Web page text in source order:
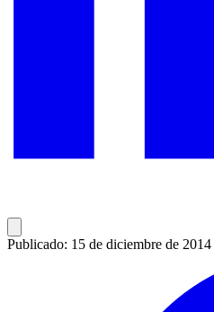
Publicado: 15 de diciembre de 2014